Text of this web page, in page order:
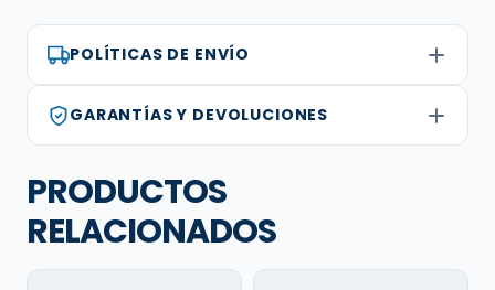
POLÍTICAS DE ENVÍO
GARANTÍAS Y DEVOLUCIONES
PRODUCTOS
RELACIONADOS